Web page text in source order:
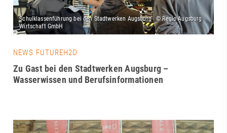
NEWS FUTUREH2O
Zu Gast bei den Stadtwerken Augsburg –
Wasserwissen und Berufsinformationen